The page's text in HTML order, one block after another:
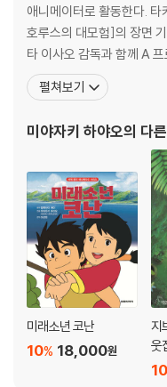
애니메이터로 활동한다.
호루스의 대모험]의 장면
타 이사오 감독과 함께 A
[팬더와 친구들의 모엄]의
1971년 타카하타 이사오
V 시리즈 [알프스의 소녀
펼쳐보기
미야자키 하야오의 다
미래소년 코난
18,000원
10%
지
웃
10